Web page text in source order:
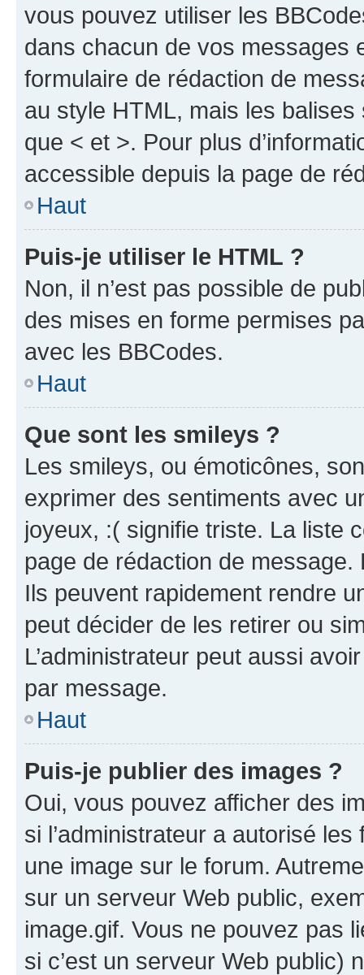
vous pouvez utiliser les
dans chacun de vos messages
formulaire de rédaction de
au style HTML, mais les
que < et >. Pour plus
accessible depuis la page de
Haut
Puis-je utiliser le HTML ?
Non, il n’est pas possible de
des mises en forme permises
avec les BBCodes.
Haut
Que sont les smileys ?
Les smileys, ou émoticônes,
exprimer des sentiments avec
joyeux, :( signifie triste. La liste
page de rédaction de
Ils peuvent rapidement rendre
peut décider de les retirer ou
L’administrateur peut aussi
par message.
Haut
Puis-je publier des images ?
Oui, vous pouvez afficher des
si l’administrateur a autorisé
une image sur le forum.
sur un serveur Web public,
image.gif. Vous ne pouvez pas
si c’est un serveur Web public)